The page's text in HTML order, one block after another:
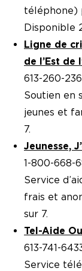
téléphone)
Disponible
Ligne de
de l’Est de
613-260-
Soutien en
jeunes et
7.
Jeunesse,
1-800-668-
Service
frais et
sur 7.
Tel-Aide
613-741-
Service